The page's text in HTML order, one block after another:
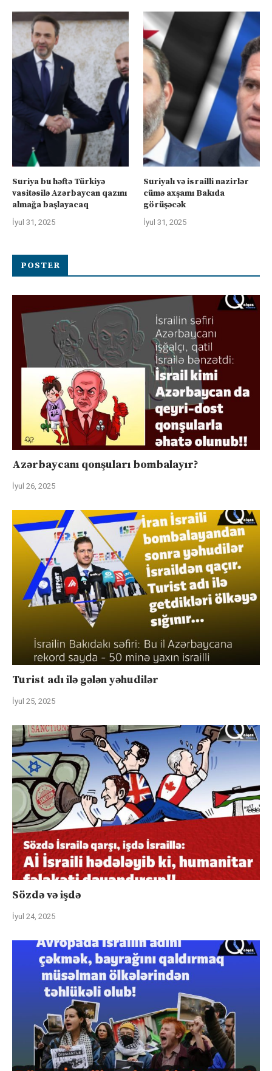
Suriya bu həftə Türkiyə
vasitəsilə Azərbaycan qazını
almağa başlayacaq
İyul 31, 2025
Suriyalı və israilli nazirlər
cümə axşamı Bakıda
görüşəcək
İyul 31, 2025
POSTER
Azərbaycanı qonşuları bombalayır?
İyul 26, 2025
Turist adı ilə gələn yəhudilər
İyul 25, 2025
Sözdə və işdə
İyul 24, 2025